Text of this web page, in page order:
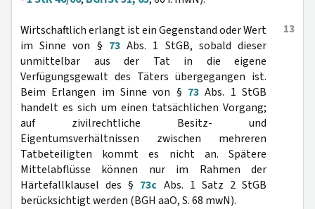
13
Wirtschaftlich erlangt ist ein Gegenstand oder Wert
im Sinne von § 73Abs. 1 StGB, sobald dieser
unmittelbar aus der Tat in die eigene
Verfügungsgewalt des Täters übergegangen ist.
Beim Erlangen im Sinne von § 73 Abs. 1 StGB
handelt es sich um einen tatsächlichen Vorgang;
auf zivilrechtliche Besitz- und
Eigentumsverhältnissen zwischen mehreren
Tatbeteiligten kommt es nicht an. Spätere
Mittelabflüsse können nur im Rahmen der
Härtefallklausel des § 73c Abs. 1 Satz 2 StGB
berücksichtigt werden (BGH aaO, S. 68 mwN).